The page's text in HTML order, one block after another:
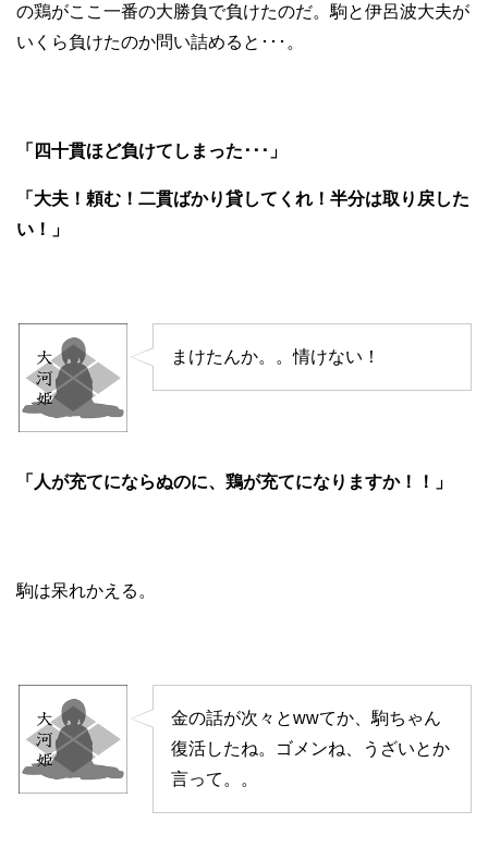
の鶏がここ一番の大勝負で負けたのだ。駒と伊呂波大夫が
いくら負けたのか問い詰めると･･･。
「四十貫ほど負けてしまった･･･」
「大夫！頼む！二貫ばかり貸してくれ！半分は取り戻した
い！」
まけたんか。。情けない！
「人が充てにならぬのに、鶏が充てになりますか！！」
駒は呆れかえる。
金の話が次々とwwてか、駒ちゃん
復活したね。ゴメンね、うざいとか
言って。。